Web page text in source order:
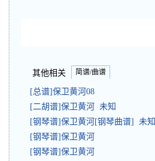
其他相关 简谱/曲谱
[总谱]保卫黄河08
[二胡谱]保卫黄河 未知
[钢琴谱]保卫黄河[钢琴曲谱] 未知
[钢琴谱]保卫黄河
[钢琴谱]保卫黄河